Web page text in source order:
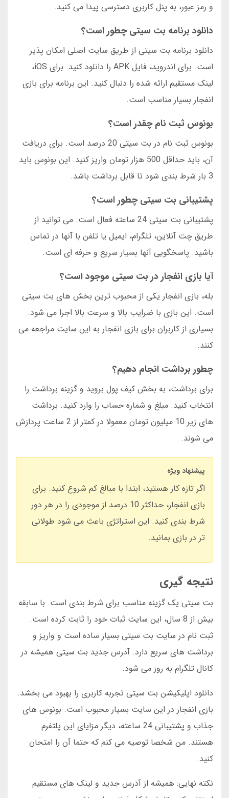
و رمز عبور، به پنل کاربری دسترسی پیدا می کنید.
دانلود برنامه بت سیتی چطور است؟
دانلود برنامه بت سیتی از طریق سایت اصلی امکان پذیر
است. برای اندروید، فایل APK را دانلود کنید. برای iOS،
لینک مستقیم ارائه شده را دنبال کنید. این برنامه برای بازی
انفجار بسیار مناسب است.
بونوس ثبت نام چقدر است؟
بونوس ثبت نام در بت سیتی 20 درصد است. برای دریافت
آن، باید حداقل 500 هزار تومان واریز کنید. این بونوس باید
3 بار شرط بندی شود تا قابل برداشت باشد.
پشتیبانی بت سیتی چطور است؟
پشتیبانی بت سیتی 24 ساعته فعال است. می توانید از
طریق چت آنلاین، تلگرام، ایمیل یا تلفن با آنها در تماس
باشید. پاسخگویی آنها بسیار سریع و حرفه ای است.
آیا بازی انفجار در بت سیتی موجود است؟
بله، بازی انفجار یکی از محبوب ترین بخش های بت سیتی
است. این بازی با ضرایب بالا و سرعت بالا اجرا می شود.
بسیاری از کاربران برای بازی انفجار به این سایت مراجعه می
کنند.
چطور برداشت انجام دهیم؟
برای برداشت، به بخش کیف پول بروید و گزینه برداشت را
انتخاب کنید. مبلغ و شماره حساب را وارد کنید. برداشت
های زیر 10 میلیون تومان معمولا در کمتر از 2 ساعت پردازش
می شوند.
پیشنهاد ویژه
اگر تازه کار هستید، ابتدا با مبالغ کم شروع کنید. برای
بازی انفجار، حداکثر 10 درصد از موجودی را در هر دور
شرط بندی کنید. این استراتژی باعث می شود طولانی
تر در بازی بمانید.
نتیجه گیری
بت سیتی یک گزینه مناسب برای شرط بندی است. با سابقه
بیش از 8 سال، این سایت ثبات خود را ثابت کرده است.
ثبت نام در سایت بت سیتی بسیار ساده است و واریز و
برداشت های سریع دارد. آدرس جدید بت سیتی همیشه در
کانال تلگرام به روز می شود.
دانلود اپلیکیشن بت سیتی تجربه کاربری را بهبود می بخشد.
بازی انفجار در این سایت بسیار محبوب است. بونوس های
جذاب و پشتیبانی 24 ساعته، دیگر مزایای این پلتفرم
هستند. من شخصا توصیه می کنم که حتما آن را امتحان
کنید.
نکته نهایی: همیشه از آدرس جدید و لینک های مستقیم